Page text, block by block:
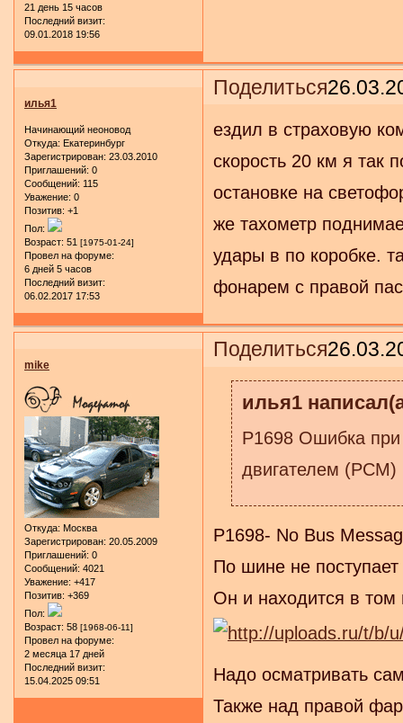
21 день 15 часов
Последний визит:
09.01.2018 19:56
Поделиться
илья1
Начинающий неоновод
Откуда: Екатеринбург
Зарегистрирован: 23.03.2010
Приглашений: 0
Сообщений: 115
Уважение: 0
Позитив: +1
Пол:
Возраст: 51 [1975-01-24]
Провел на форуме:
6 дней 5 часов
Последний визит:
06.02.2017 17:53
ездил в страховую
скорость 20 км я так
остановке на
же тахометр
удары в по коробке.
фонарем с правой
Поделиться
mike
Откуда: Москва
Зарегистрирован: 20.05.2009
Приглашений: 0
Сообщений: 4021
Уважение: +417
Позитив: +369
Пол:
Возраст: 58 [1968-06-11]
Провел на форуме:
2 месяца 17 дней
Последний визит:
15.04.2025 09:51
илья1
P1698 Ошибка при
двигателем (PCM)
P1698- No Bus
По шине не поступает
Он и находится в том
Надо осматривать
Также над правой